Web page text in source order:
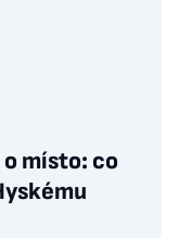
místo: co